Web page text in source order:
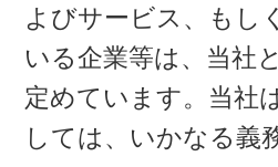
よびサービス、もし
いる企業等は、当社
定めています。当社
しては、いかなる義